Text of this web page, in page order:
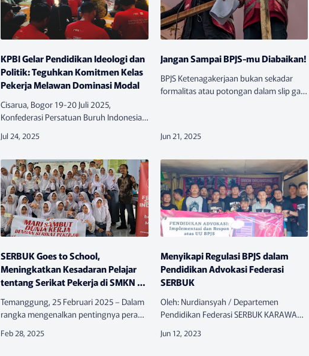
KPBI Gelar Pendidikan Ideologi dan
Politik: Teguhkan Komitmen Kelas
Pekerja Melawan Dominasi Modal
Cisarua, Bogor 19-20 Juli 2025,
Konfederasi Persatuan Buruh Indonesia
sentral kelas pekerja dalam perjuangan
Pendidik…
Jangan Sampai BPJS-mu Diabaikan!
BPJS Ketenagakerjaan bukan sekadar
formalitas atau potongan dalam slip gaji.
SERBUK Goes to School,
Meningkatkan Kesadaran Pelajar
tentang Serikat Pekerja di SMKN 1
Temanggung, 25 Februari 2025 – Dalam
rangka mengenalkan pentingnya peran
kerja kepada generasi muda, Federasi
Menyikapi Regulasi BPJS dalam
Pendidikan Advokasi Federasi
SERBUK
Oleh: Nurdiansyah / Departemen
Pendidikan Federasi SERBUK KARAWANG
negara dalam undang-undang dasar